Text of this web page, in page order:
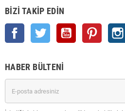
BIZI TAKIP EDIN
Facebook Twitter YouTube Pinterest
HABER BÜLTENI